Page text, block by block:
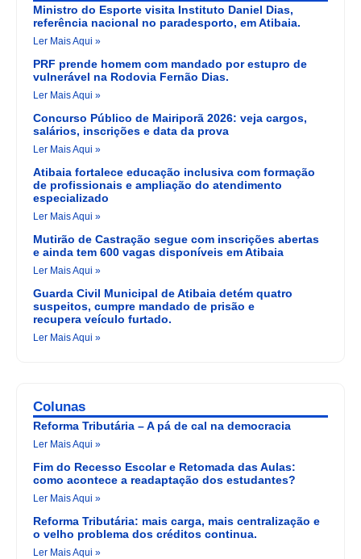
Ministro do Esporte visita Instituto Daniel Dias,
referência nacional no paradesporto, em Atibaia.
Ler Mais Aqui »
PRF prende homem com mandado por estupro de
vulnerável na Rodovia Fernão Dias.
Ler Mais Aqui »
Concurso Público de Mairiporã 2026: veja cargos,
salários, inscrições e data da prova
Ler Mais Aqui »
Atibaia fortalece educação inclusiva com formação
de profissionais e ampliação do atendimento
especializado
Ler Mais Aqui »
Mutirão de Castração segue com inscrições abertas
e ainda tem 600 vagas disponíveis em Atibaia
Ler Mais Aqui »
Guarda Civil Municipal de Atibaia detém quatro
suspeitos, cumpre mandado de prisão e
recupera veículo furtado.
Ler Mais Aqui »
Colunas
Reforma Tributária – A pá de cal na democracia
Ler Mais Aqui »
Fim do Recesso Escolar e Retomada das Aulas:
como acontece a readaptação dos estudantes?
Ler Mais Aqui »
Reforma Tributária: mais carga, mais centralização e
o velho problema dos créditos continua.
Ler Mais Aqui »